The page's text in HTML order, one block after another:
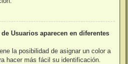
Usuarios aparecen en diferentes
la posibilidad de asignar un color a
hacer más fácil su identificación.